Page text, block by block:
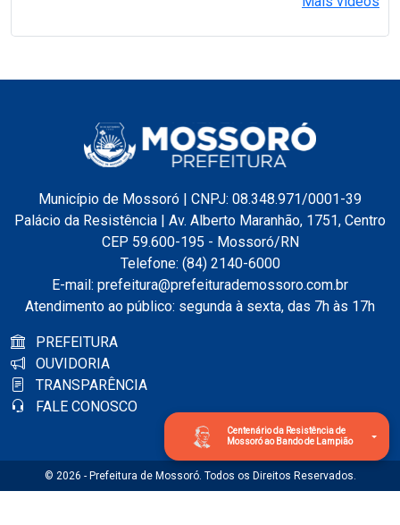
Centenário da Resistência de
Mossoró ao Bando de Lampião
Município de Mossoró | CNPJ: 08.348.971/0001-39
Palácio da Resistência | Av. Alberto Maranhão, 1751, Centro
CEP 59.600-195 - Mossoró/RN
Telefone: (84) 2140-6000
E-mail: prefeitura@prefeiturademossoro.com.br
Atendimento ao público: segunda à sexta, das 7h às 17h
PREFEITURA
OUVIDORIA
TRANSPARÊNCIA
FALE CONOSCO
© 2026 - Prefeitura de Mossoró. Todos os Direitos Reservados.